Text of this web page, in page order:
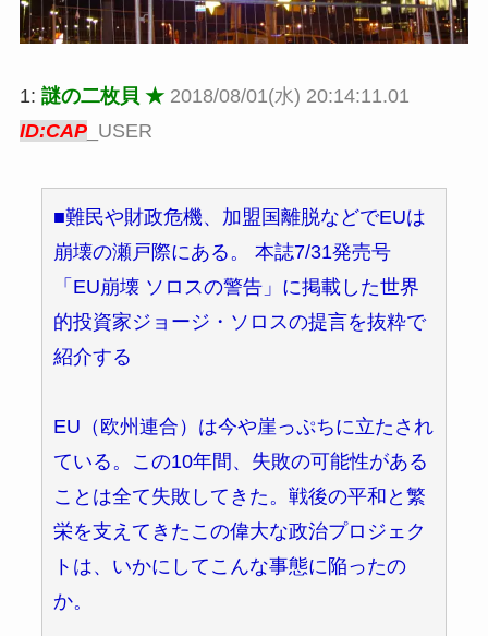
1: 謎の二枚貝 ★ 2018/08/01(水) 20:14:11.01
ID:CAP_USER
■難民や財政危機、加盟国離脱などでEUは
崩壊の瀬戸際にある。 本誌7/31発売号
「EU崩壊 ソロスの警告」に掲載した世界
的投資家ジョージ・ソロスの提言を抜粋で
紹介する
EU（欧州連合）は今や崖っぷちに立たされ
ている。この10年間、失敗の可能性がある
ことは全て失敗してきた。戦後の平和と繁
栄を支えてきたこの偉大な政治プロジェク
トは、いかにしてこんな事態に陥ったの
か。